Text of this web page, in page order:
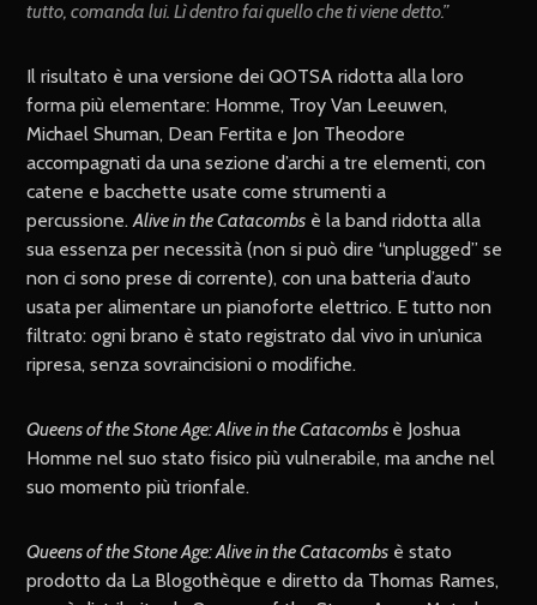
tutto, comanda lui. Lì dentro fai quello che ti viene detto.”
Il risultato è una versione dei QOTSA ridotta alla loro
forma più elementare: Homme, Troy Van Leeuwen,
Michael Shuman, Dean Fertita e Jon Theodore
accompagnati da una sezione d’archi a tre elementi, con
catene e bacchette usate come strumenti a
percussione.Alive in the Catacombs è la band ridotta alla
sua essenza per necessità (non si può dire “unplugged” se
non ci sono prese di corrente), con una batteria d’auto
usata per alimentare un pianoforte elettrico. E tutto non
filtrato: ogni brano è stato registrato dal vivo in un’unica
ripresa, senza sovraincisioni o modifiche.
Queens of the Stone Age: Alive in the Catacombs è Joshua
Homme nel suo stato fisico più vulnerabile, ma anche nel
suo momento più trionfale.
Queens of the Stone Age: Alive in the Catacombs è stato
prodotto da La Blogothèque e diretto da Thomas Rames,